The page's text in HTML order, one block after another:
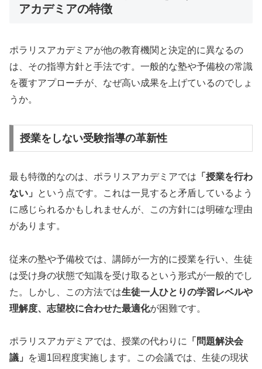
アカデミアの特徴
ポラリスアカデミアが他の教育機関と決定的に異なるの
は、その指導方針と手法です。一般的な塾や予備校の常識
を覆すアプローチが、なぜ高い成果を上げているのでしょ
うか。
授業をしない受験指導の革新性
最も特徴的なのは、ポラリスアカデミアでは 「授業を行わ
ない」
という点です。これは一見すると矛盾しているよう
に感じられるかもしれませんが、この方針には明確な理由
があります。
従来の塾や予備校では、講師が一方的に授業を行い、生徒
は受け身の状態で知識を受け取るという形式が一般的でし
た。しかし、この方法では生徒一人ひとりの学習レベルや
理解度、志望校に合わせた最適化が困難です。
ポラリスアカデミアでは、授業の代わりに 「問題解決会
議」
を週1回程度実施します。この会議では、生徒の現状